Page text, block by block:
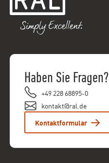
Haben Sie Fragen?
+49 228 68895-0
kontakt@ral.de
Kontaktformular